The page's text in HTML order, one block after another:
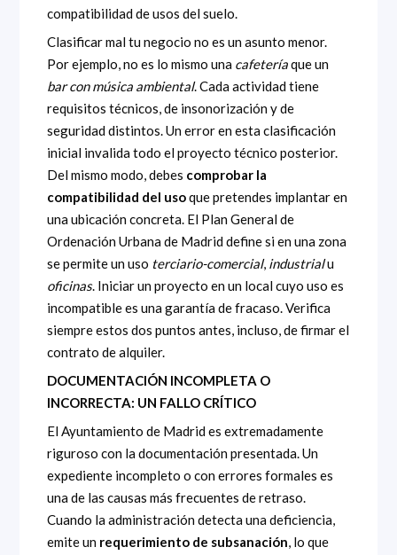
compatibilidad de usos del suelo.
Clasificar mal tu negocio no es un asunto menor.
Por ejemplo, no es lo mismo una cafeteríaque un
bar con música ambiental. Cada actividad tiene
requisitos técnicos, de insonorización y de
seguridad distintos. Un error en esta clasificación
inicial invalida todo el proyecto técnico posterior.
Del mismo modo, debes comprobar la
compatibilidad del usoque pretendes implantar en
una ubicación concreta. El Plan General de
Ordenación Urbana de Madrid define si en una zona
se permite un uso terciario-comercial, industrialu
oficinas. Iniciar un proyecto en un local cuyo uso es
incompatible es una garantía de fracaso. Verifica
siempre estos dos puntos antes, incluso, de firmar el
contrato de alquiler.
DOCUMENTACIÓN INCOMPLETA O
INCORRECTA: UN FALLO CRÍTICO
El Ayuntamiento de Madrid es extremadamente
riguroso con la documentación presentada. Un
expediente incompleto o con errores formales es
una de las causas más frecuentes de retraso.
Cuando la administración detecta una deficiencia,
emite un requerimiento de subsanación, lo que